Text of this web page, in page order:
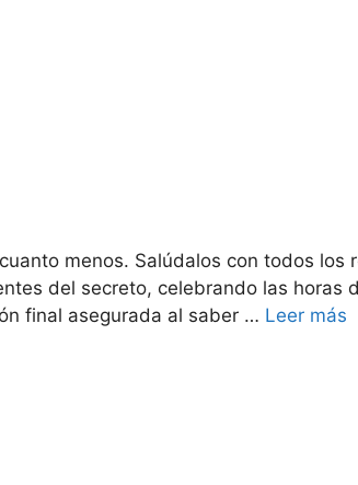
menos. Salúdalos con todos los
del secreto, celebrando las horas
final asegurada al saber … Leer más